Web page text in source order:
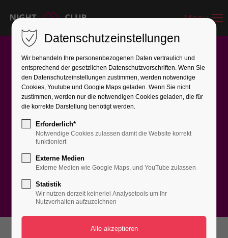
Menu
GALLERY EVENTS
WORLD GREATEST
PARTYS
Datenschutzeinstellungen
Wir behandeln Ihre personenbezogenen Daten vertraulich und
entsprechend der gesetzlichen Datenschutz­vorschriften. Wenn Sie
den Datenschutzeinstellungen zustimmen, werden notwendige
Cookies, Youtube und Google Maps geladen. Wenn Sie nicht
zustimmen, werden nur die notwendigen Cookies geladen, die für
die korrekte Darstellung benötigt werden.
Erforderlich*
Notwendige Cookies zulassen damit die Website korrekt
funktioniert
Externe Medien
Externe Medien wie Google Maps, und YouTube zulassen
Statistik
Wir nutzen derzeit keinerlei Analysetools um Ihr
Nutzverhalten aufzuzeichnen